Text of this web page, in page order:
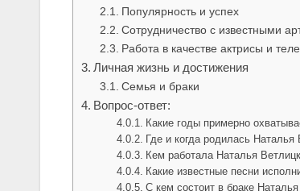
Популярность и успех
Сотрудничество с известными
Работа в качестве актрисы и
Личная жизнь и достижения
Семья и браки
Вопрос-ответ:
Какие годы примерно
Где и когда родилась Наталья
Кем работала Наталья
Какие известные песни
С кем состоит в браке